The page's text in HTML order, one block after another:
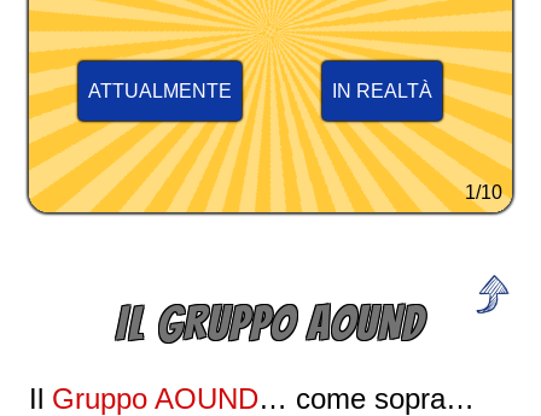
ATTUALMENTE IN REALTÀ
1/10
IL GRUPPO AOUND
Il Gruppo AOUND… come sopra…